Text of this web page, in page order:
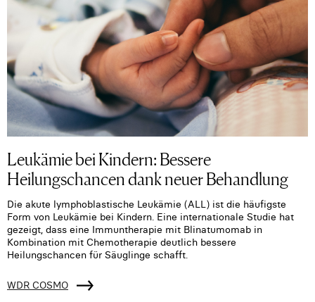
Leukämie bei Kindern: Bessere
Heilungschancen dank neuer Behandlung
Die akute lymphoblastische Leukämie (ALL) ist die häufigste
Form von Leukämie bei Kindern. Eine internationale Studie hat
gezeigt, dass eine Immuntherapie mit Blinatumomab in
Kombination mit Chemotherapie deutlich bessere
Heilungschancen für Säuglinge schafft.
WDR COSMO